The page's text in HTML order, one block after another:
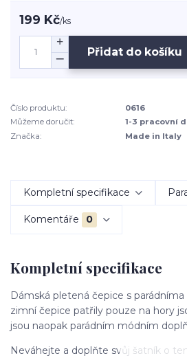
199 Kč/ks
Přidat do košíku
Číslo produktu:
0616
Můžeme doručit:
1-3 pracovní
Značka:
Made in Italy
Kompletní specifikace
Komentáře 0
Kompletní specifikace
Dámská pletená čepice s
zimní čepice patřily pouze na hory
jsou naopak parádním módním
Neváhejte a doplňte svůj šatník o